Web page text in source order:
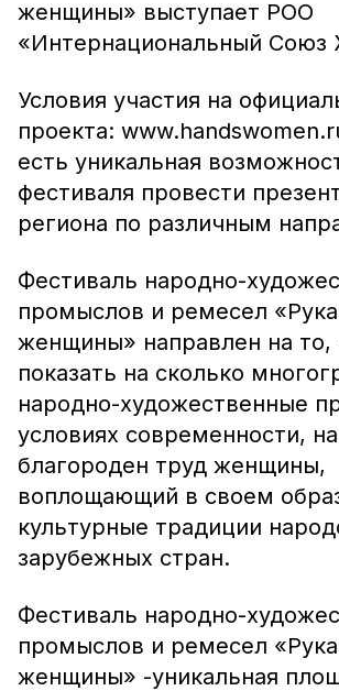
женщины» выступает РОО
«Интернациональный
Условия участия на
проекта:
есть уникальная
фестиваля провести
региона по различным
Фестиваль народно-
промыслов и ремесел
женщины» направлен на то,
показать на сколько
народно-художественные
условиях современности,
благороден труд женщины,
воплощающий в своем
культурные традиции
зарубежных стран.
Фестиваль народно-
промыслов и ремесел
женщины» -уникальная